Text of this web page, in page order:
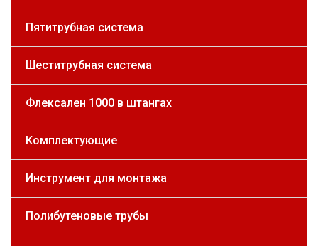
Пятитрубная система
Шеститрубная система
Флексален 1000 в штангах
Комплектующие
Инструмент для монтажа
Полибутеновые трубы